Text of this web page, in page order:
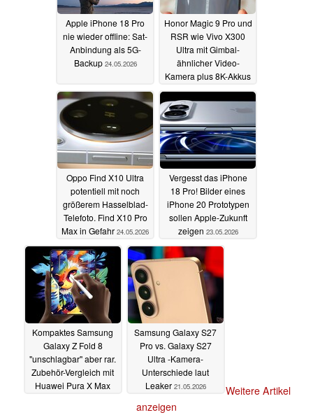
Apple iPhone 18 Pro
nie wieder offline: Sat-
Anbindung als 5G-
Backup 24.05.2026
Honor Magic 9 Pro und
RSR wie Vivo X300
Ultra mit Gimbal-
ähnlicher Video-
Kamera plus 8K-Akkus
24.05.2026
Oppo Find X10 Ultra
potentiell mit noch
größerem Hasselblad-
Telefoto. Find X10 Pro
Max in Gefahr 24.05.2026
Vergesst das iPhone
18 Pro! Bilder eines
iPhone 20 Prototypen
sollen Apple-Zukunft
zeigen 23.05.2026
Kompaktes Samsung
Galaxy Z Fold 8
"unschlagbar" aber rar.
Zubehör-Vergleich mit
Huawei Pura X Max
Samsung Galaxy S27
Pro vs. Galaxy S27
Ultra -Kamera-
Unterschiede laut
Leaker 21.05.2026
Weitere Artikel
anzeigen